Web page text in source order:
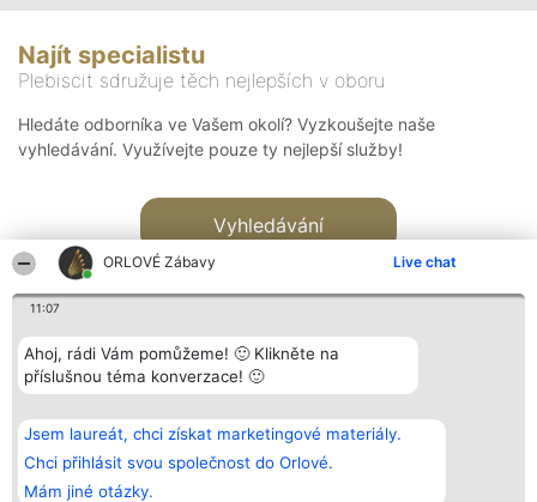
ORLOVÉ Zábavy Live chat
11:07
Ahoj, rádi Vám pomůžeme! 🙂 Klikněte na
příslušnou téma konverzace! 🙂
Jsem laureát, chci získat marketingové materiály.
Chci přihlásit svou společnost do Orlové.
Mám jiné otázky.
Najít specialistu
Plebiscit sdružuje těch nejlepších v oboru
Hledáte odborníka ve Vašem okolí? Vyzkoušejte naše
vyhledávání. Využívejte pouze ty nejlepší služby!
Vyhledávání
Bright Side Solutions sp. z o.
o. sp. k.
ul. Ruska 22
Wrocław 50-079
KRS 0000749100 | Regon
Vítězové
Seznam všech
laureátů
Zásady
Kontakt